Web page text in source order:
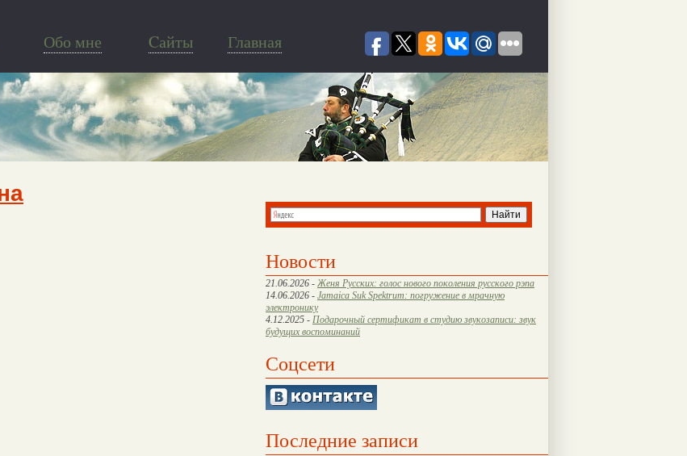
Обо мне Cайты Главная
Новости
21.06.2026 - Женя Русских: голос нового поколения русского рэпа
14.06.2026 - Jamaica Suk Spektrum: погружение в мрачную
электронику
4.12.2025 - Подарочный сертификат в студию звукозаписи: звук
будущих воспоминаний
Соцсети
Последние записи